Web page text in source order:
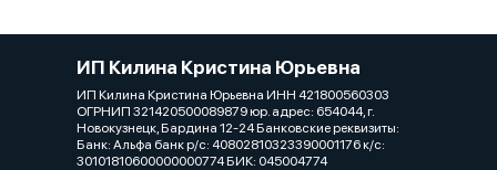
ИП Килина Кристина Юрьевна
ИП Килина Кристина Юрьевна ИНН 421800560303
ОГРНИП 321420500089879 юр. адрес: 654044, г.
Новокузнецк, Бардина 12-24 Банковские реквизиты:
Банк: Альфа банк р/с: 40802810323390001176 к/с:
30101810600000000774 БИК: 045004774